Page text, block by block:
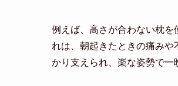
例えば、高さが合わない枕を
れは、朝起きたときの痛み
かり支えられ、楽な姿勢で一